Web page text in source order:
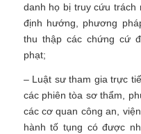
danh họ bị truy cứu
định hướng, phương
thu thập các chứng cứ
phạt;
– Luật sư tham gia trực
các phiên tòa sơ thẩm,
các cơ quan công an,
hành tố tụng có được